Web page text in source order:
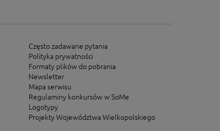
Często zadawane pytania
Polityka prywatności
Formaty plików do pobrania
Newsletter
Mapa serwisu
Regulaminy konkursów w SoMe
Logotypy
Projekty Województwa Wielkopolskiego